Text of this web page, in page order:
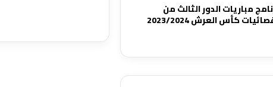
مباريات الدور الثالث من
كأس العرش 2023/2024